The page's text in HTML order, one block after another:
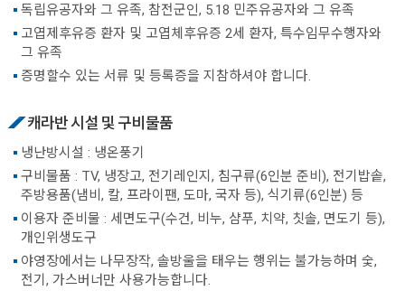
독립유공자와 그 유족, 참전군인, 5.18 민주유공자와 그 유족
고엽제후유증 환자 및 고엽체후유증 2세 환자, 특수임무수행자와
그 유족
증명할수 있는 서류 및 등록증을 지참하셔야 합니다.
캐라반 시설 및 구비물품
냉난방시설 : 냉온풍기
구비물품 : TV, 냉장고, 전기레인지, 침구류(6인분 준비), 전기밥솥,
주방용품(냄비, 칼, 프라이팬, 도마, 국자 등), 식기류(6인분) 등
이용자 준비물 : 세면도구(수건, 비누, 샴푸, 치약, 칫솔, 면도기 등),
개인위생도구
야영장에서는 나무장작, 솔방울을 태우는 행위는 불가능하며 숯,
전기, 가스버너만 사용가능합니다.